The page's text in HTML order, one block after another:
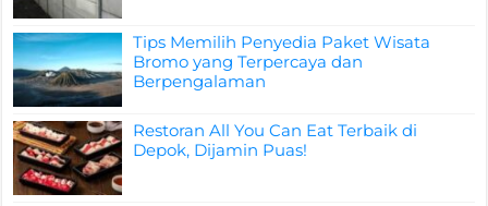
Tips Memilih Penyedia Paket Wisata
Bromo yang Terpercaya dan
Berpengalaman
Restoran All You Can Eat Terbaik di
Depok, Dijamin Puas!